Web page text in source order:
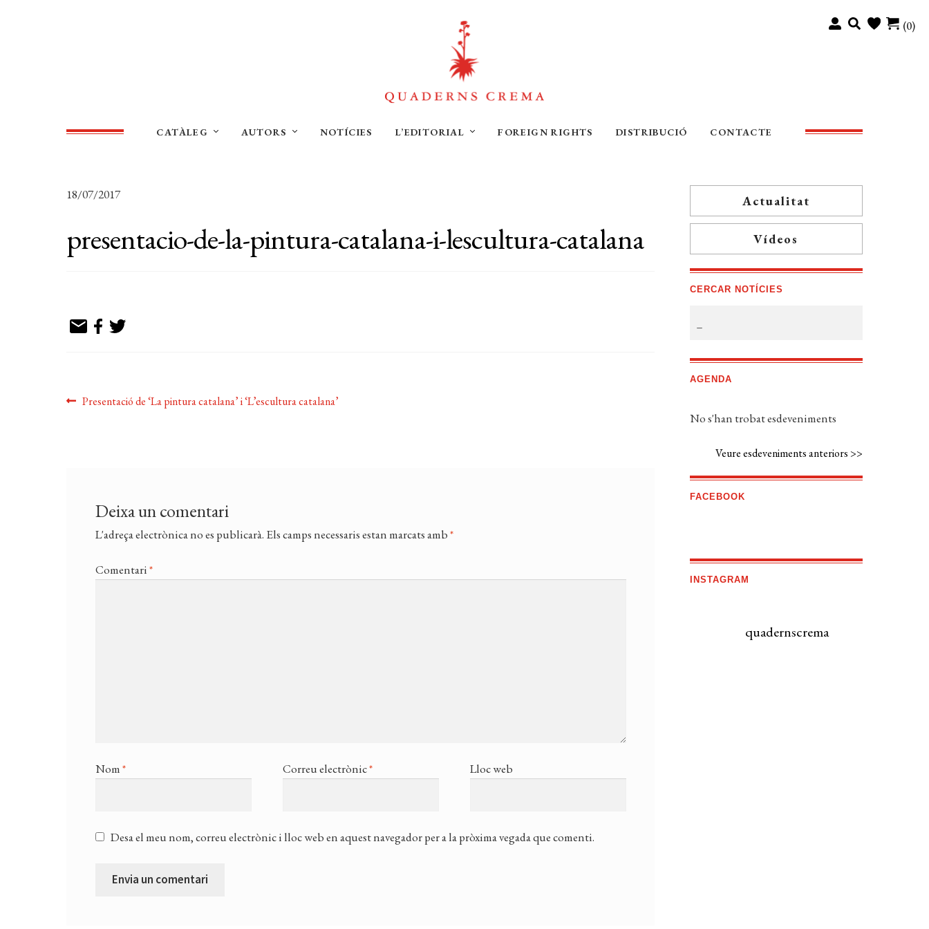
(0)
CATÀLEG AUTORS NOTÍCIES L’EDITORIAL FOREIGN RIGHTS DISTRIBUCIÓ CONTACTE
18/07/2017
presentacio-de-la-pintura-catalana-i-lescultura-catalana
Navegació
Entrada
Presentació de ‘La pintura catalana’ i ‘L’escultura catalana’
Deixa un comentari
L'adreça electrònica no es publicarà. Els camps necessaris estan marcats amb*
Comentari*
Nom* Correu electrònic* Lloc web
Desa el meu nom, correu electrònic i lloc web en aquest navegador per a la pròxima vegada que comenti.
Actualitat
Vídeos
CERCAR NOTÍCIES
AGENDA
No s'han trobat esdeveniments
Veure esdeveniments anteriors >>
FACEBOOK
INSTAGRAM
quadernscrema